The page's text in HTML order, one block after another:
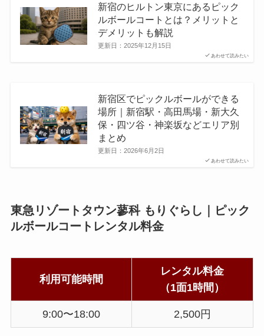
あわせて読みたい
新宿のヒルトン東京にあるピック
ルボールコートとは？メリットと
デメリットも解説
更新日： 2025年12月15日
あわせて読みたい
新宿区でピックルボールができる
場所｜新宿駅・高田馬場・新大久
保・四ツ谷・神楽坂などエリア別
まとめ
更新日： 2026年6月2日
東急リゾートタウン蓼科 もりぐらし｜ピック
ルボールコートレンタル料金
利用可能時間
レンタル料金
（1面1時間）
9:00〜18:00 2,500円